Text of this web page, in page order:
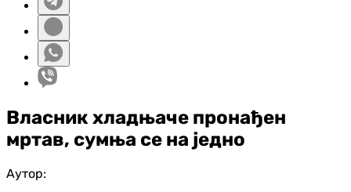
Власник хладњаче пронађен
мртав, сумња се на једно
Аутор: